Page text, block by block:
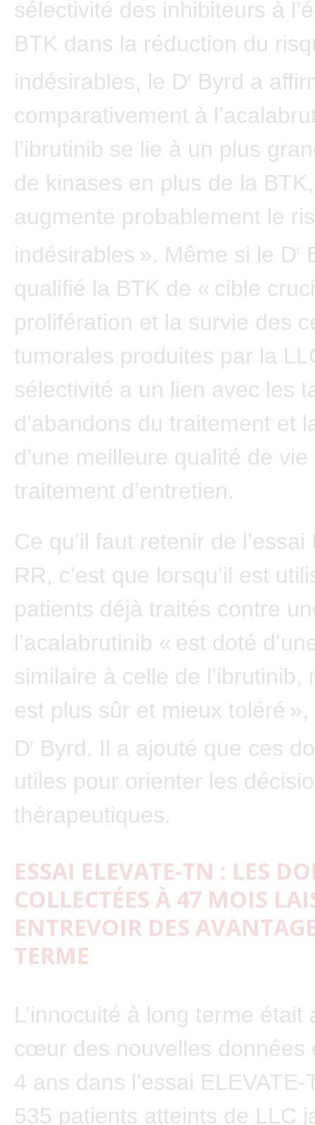
sélectivité des inhibiteurs à
BTK dans la réduction du
indésirables, le Dr
Byrd a
comparativement à
l’ibrutinib se lie à un plus
de kinases en plus de la
augmente probablement le
indésirables ». Même si le Dr
qualifié la BTK de « cible
prolifération et la survie des
tumorales produites par la
sélectivité a un lien avec les
d’abandons du traitement et
d’une meilleure qualité de
traitement d’entretien.
Ce qu’il faut retenir de l’essai
RR, c’est que lorsqu’il est
patients déjà traités contre
l’acalabrutinib « est doté
similaire à celle de l’ibrutinib,
est plus sûr et mieux toléré
Dr
Byrd. Il a ajouté que ces
utiles pour orienter les
thérapeutiques.
ESSAI ELEVATE-TN : LES
COLLECTÉES À 47 MOIS
ENTREVOIR DES
TERME
L’innocuité à long terme était
cœur des nouvelles données
4 ans dans l’essai
535 patients atteints de LLC